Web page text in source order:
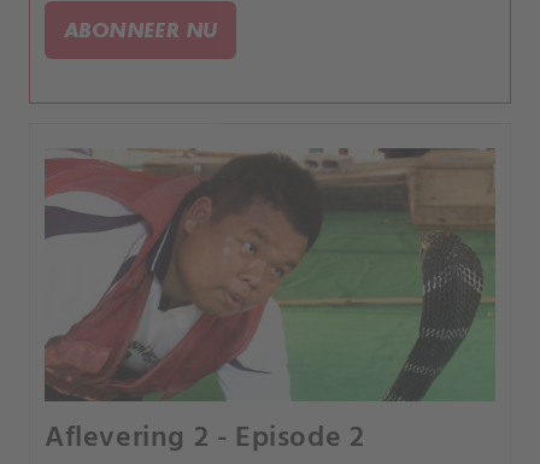
onvoorstelbare plaatsen te ontdekken.
ABONNEER NU
Aflevering 2 - Episode 2